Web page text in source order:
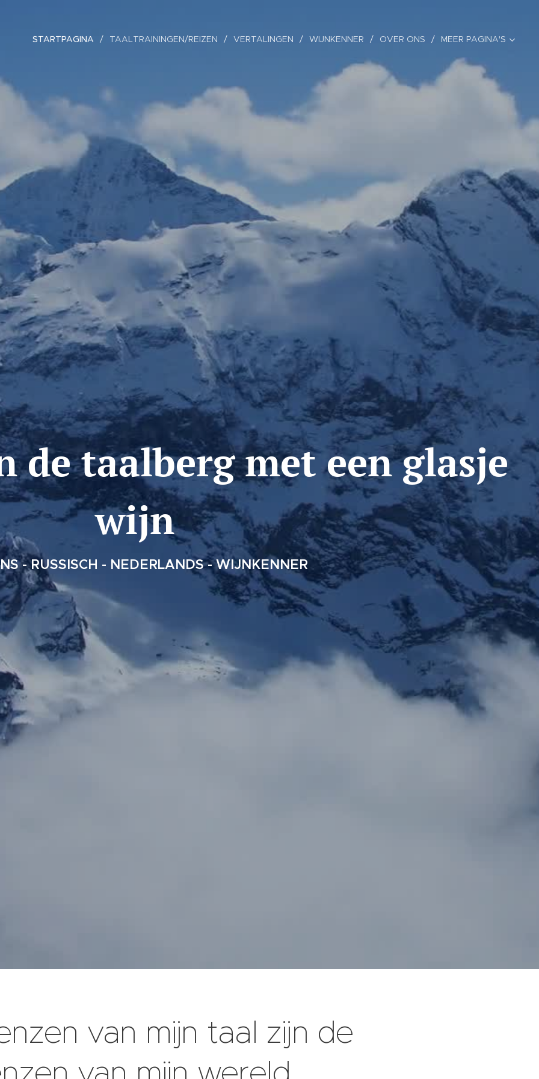
STARTPAGINA TAALTRAININGEN/REIZEN VERTALINGEN WIJNKENNER OVER ONS MEER PAGINA'S
de taalberg met een glasje
wijn
- RUSSISCH - NEDERLANDS - WIJNKENNER
van mijn taal zijn de